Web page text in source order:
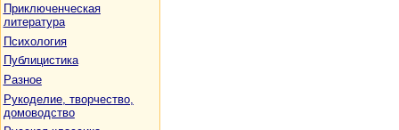
Приключенческая
литература
Психология
Публицистика
Разное
Рукоделие, творчество,
домоводство